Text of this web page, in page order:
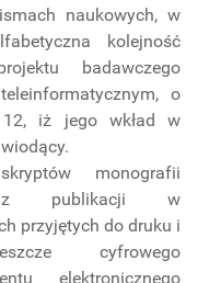
naukowych, w
kolejność
badawczego
o
iż jego wkład w
monografii
publikacji w
przyjętych do druku i
cyfrowego
elektronicznego